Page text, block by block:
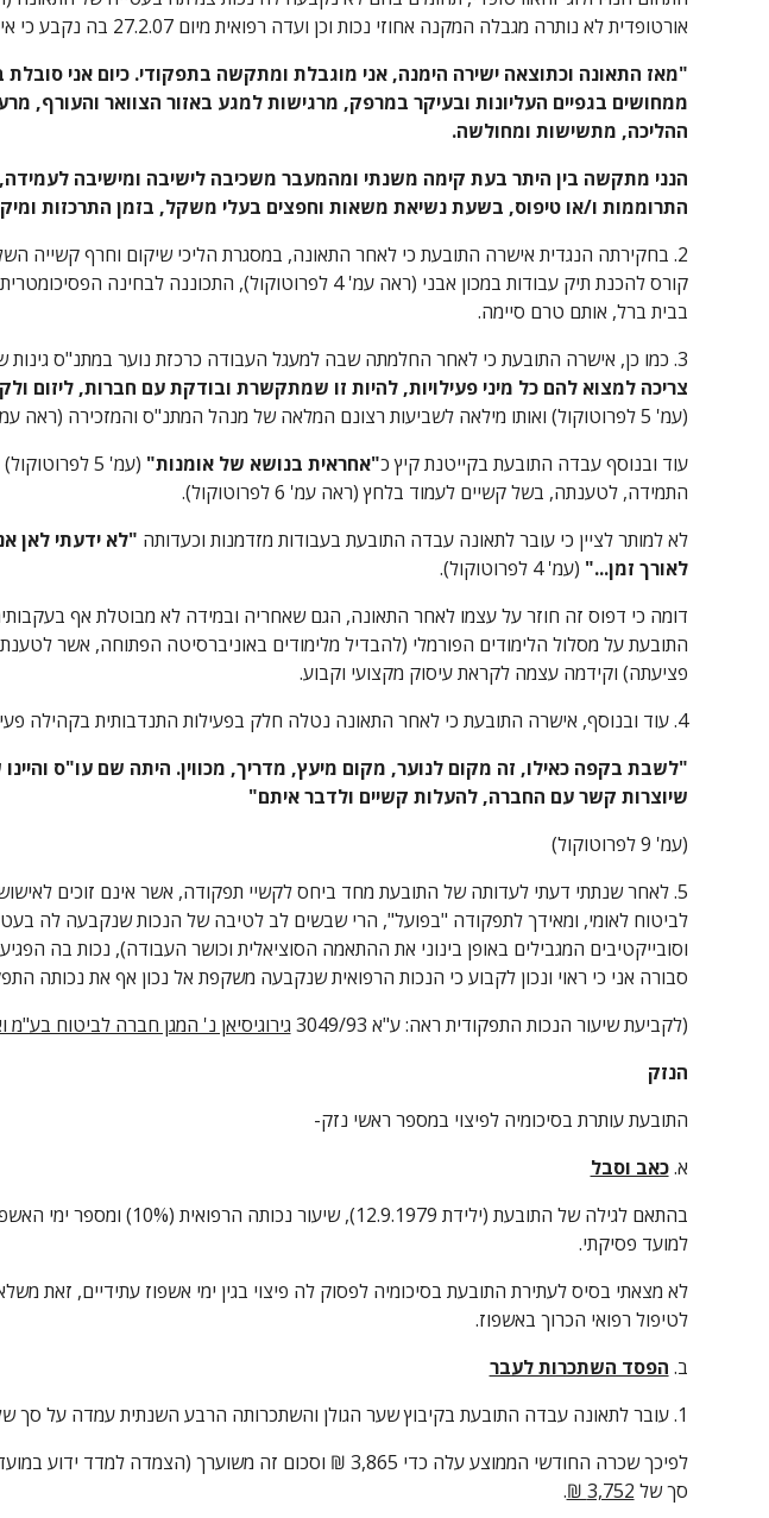
אורטופדית לא נותרה מגבלה המקנה אחוזי נכות וכן ועדה רפואית מיום 27.2.07 בה נקבע כי אין נכות מבחינה נוירולוגית - נ/1)-
ההליכה, מתשישות ומחולשה.
התרוממות ו/או טיפוס, בשעת נשיאת משאות וחפצים בעלי משקל, בזמן התרכזות
בבית ברל, אותם טרם סיימה.
3. כמו כן, אישרה התובעת כי לאחר החלמתה שבה למעגל העבודה כרכזת נוער במתנ"ס גינות שומרון, תפקיד אשר בו היתה
צריכה למצוא להם כל מיני פעילויות, להיות זו שמתקשרת ובודקת עם חברות, ליזום
(עמ' 5 לפרוטוקול) ואותו מילאה לשביעות רצונם המלאה של מנהל המתנ"ס והמזכירה (ראה עמ' 6 לפרוטוקול).
עוד ובנוסף עבדה התובעת בקייטנת קיץ כ"אחראית בנושא של אומנות"
התמידה, לטענתה, בשל קשיים לעמוד בלחץ (ראה עמ' 6 לפרוטוקול).
לא למותר לציין כי עובר לתאונה עבדה התובעת בעבודות מזדמנות וכעדותה
לאורך זמן..." (עמ' 4 לפרוטוקול).
פציעתה) וקידמה עצמה לקראת עיסוק מקצועי וקבוע.
4. עוד ובנוסף, אישרה התובעת כי לאחר התאונה נטלה חלק בפעילות התנדבותית בקהילה פעילות עם בני נוער-
שיוצרות קשר עם החברה, להעלות קשיים ולדבר איתם"
(עמ' 9 לפרוטוקול)
סבורה אני כי ראוי ונכון לקבוע כי הנכות הרפואית שנקבעה משקפת אל נכון אף את נכותה
(לקביעת שיעור הנכות התפקודית ראה: ע"א 3049/93
גירוגיסיאן נ' המגן חברה לביטוח בע"מ
הנזק
התובעת עותרת בסיכומיה לפיצוי במספר ראשי נזק-
א. כאב וסבל
בהתאם לגילה של התובעת (ילידת 12.9.1979), שיעור נכותה הרפואית (10%) ומספר ימי האשפוז (3) עומד הפיצוי בראש נזק זה על סך של
למועד פסיקתי.
לטיפול רפואי הכרוך באשפוז.
ב. הפסד השתכרות לעבר
1. עובר לתאונה עבדה התובעת בקיבוץ שער הגולן והשתכרותה הרבע השנתית עמדה על סך של 11,594 ₪ (ראה נ/1).
סך של 3,752 ₪
.